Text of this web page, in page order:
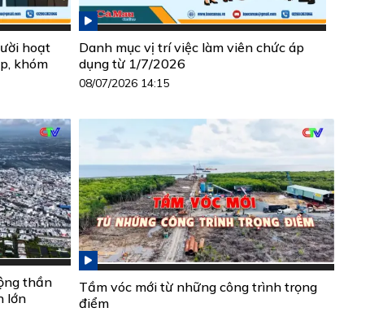
hoạt
khóm
Danh mục vị trí việc làm viên chức áp
dụng từ 1/7/2026
08/07/2026 14:15
thần
lớn
Tầm vóc mới từ những công trình trọng
điểm